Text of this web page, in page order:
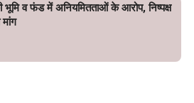
भूमि व फंड में अनियमितताओं के आरोप, निष्पक्ष